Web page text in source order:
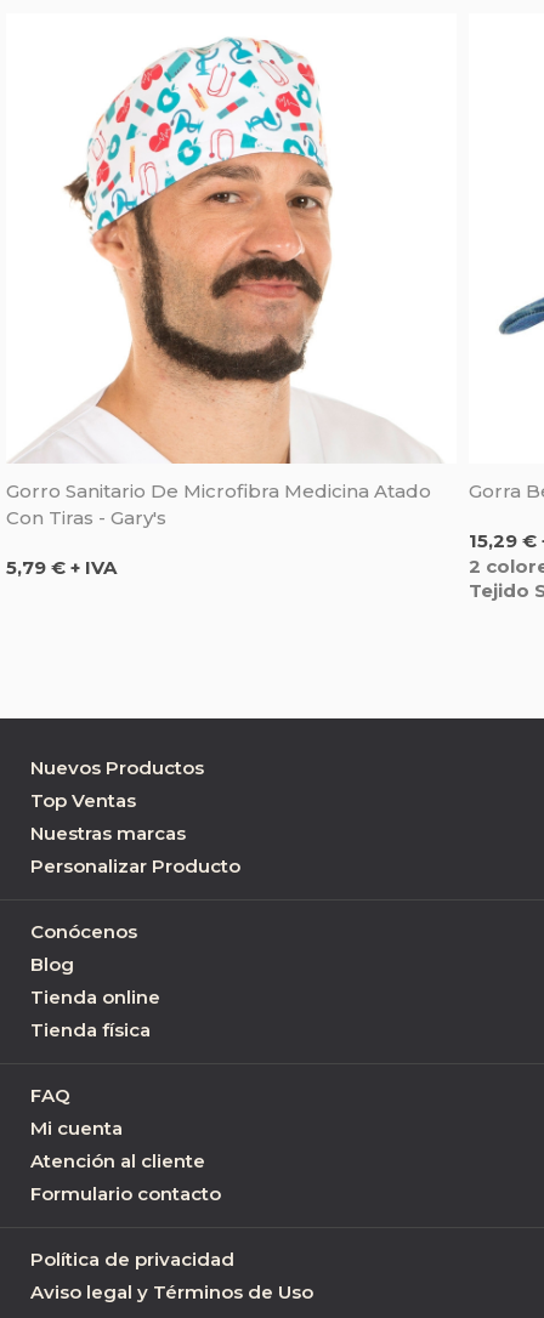
Gorro Sanitario De Microfibra Medicina Atado
Con Tiras - Gary's
Precio
5,79 € + IVA
Gorra
Precio
15,29 €
2
Tejido
Nuevos Productos
Top Ventas
Nuestras marcas
Personalizar Producto
Conócenos
Blog
Tienda online
Tienda física
FAQ
Mi cuenta
Atención al cliente
Formulario contacto
Política de privacidad
Aviso legal y Términos de Uso